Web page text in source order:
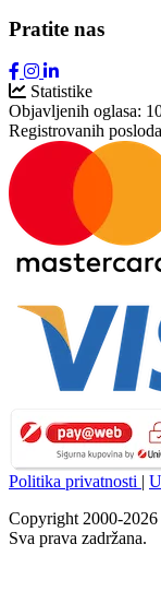
Pratite nas
Statistike
Objavljenih oglasa:
Registrovanih
Politika privatnosti |
Copyright 2000-
Sva prava zadržana.